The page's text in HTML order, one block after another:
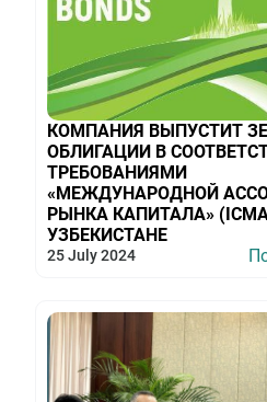
КОМПАНИЯ ВЫПУСТИТ
ОБЛИГАЦИИ В
ТРЕБОВАНИЯМИ
«МЕЖДУНАРОДНОЙ
РЫНКА КАПИТАЛА»
УЗБЕКИСТАНЕ
25 July 2024